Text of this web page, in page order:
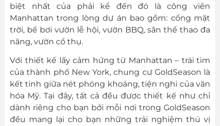
biệt nhất của phải kể đến đó là công viên
Manhattan trong lòng dự án bao gồm: cổng mặt
trời, bể bơi vườn lễ hội, vườn BBQ, sân thể thao đa
năng, vườn cổ thụ.
Với thiết kế lấy cảm hứng từ Manhattan – trái tim
của thành phố New York, chung cư GoldSeason là
kết tinh giữa nét phóng khoáng, tiện nghi của văn
hóa Mỹ. Tại đây, tất cả đều được thiết kế như chỉ
dành riêng cho bạn bởi mỗi nơi trong GoldSeason
đều mang lại cho bạn những trải nghiệm thú vị